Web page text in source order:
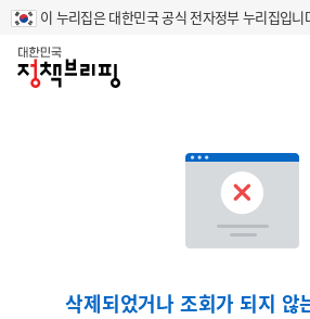
이 누리집은 대한민국 공식 전자정부 누리집입니
홈
삭제되었거나 조회가 되지 않